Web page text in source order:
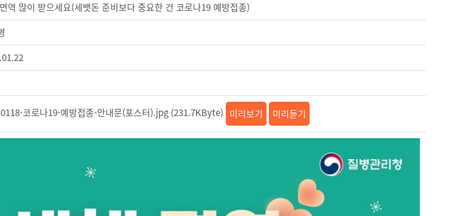
역 많이 받으세요(세뱃돈 준비보다 중요한 건 코로나19 예방접종)
코로나19-예방접종-안내문(포스터).jpg (231.7KByte) 미리보기 미리듣기